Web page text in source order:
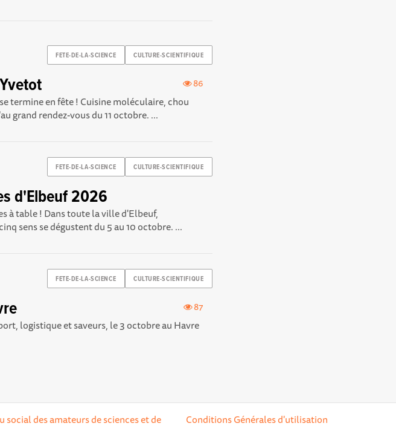
FETE-DE-LA-SCIENCE CULTURE-SCIENTIFIQUE
86
termine en fête ! Cuisine moléculaire, chou
grand rendez-vous du 11 octobre. ...
FETE-DE-LA-SCIENCE CULTURE-SCIENTIFIQUE
d'Elbeuf 2026
à table ! Dans toute la ville d'Elbeuf,
sens se dégustent du 5 au 10 octobre. ...
FETE-DE-LA-SCIENCE CULTURE-SCIENTIFIQUE
87
logistique et saveurs, le 3 octobre au Havre
Conditions Générales d'utilisation
social des amateurs de sciences et de